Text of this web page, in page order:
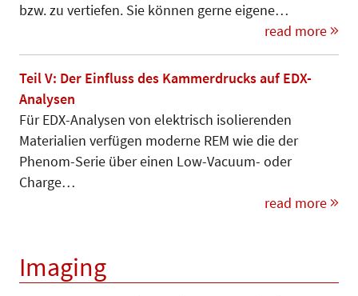
bzw. zu vertiefen. Sie können gerne eigene…
read more
Teil V: Der Einfluss des Kammerdrucks auf EDX-
Analysen
Für EDX-Analysen von elektrisch isolierenden
Materialien verfügen moderne REM wie die der
Phenom-Serie über einen Low-Vacuum- oder
Charge…
read more
Imaging